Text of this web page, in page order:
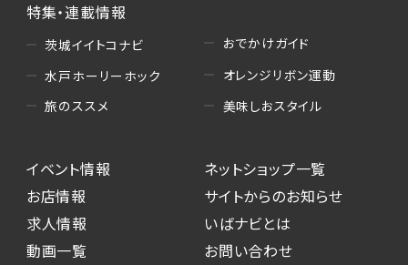
特集・連載情報
茨城イイトコナビ
水戸ホーリーホック
旅のススメ
おでかけガイド
オレンジリボン運動
美味しおスタイル
イベント情報
お店情報
求人情報
動画一覧
ネットショップ一覧
サイトからのお知らせ
いばナビとは
お問い合わせ